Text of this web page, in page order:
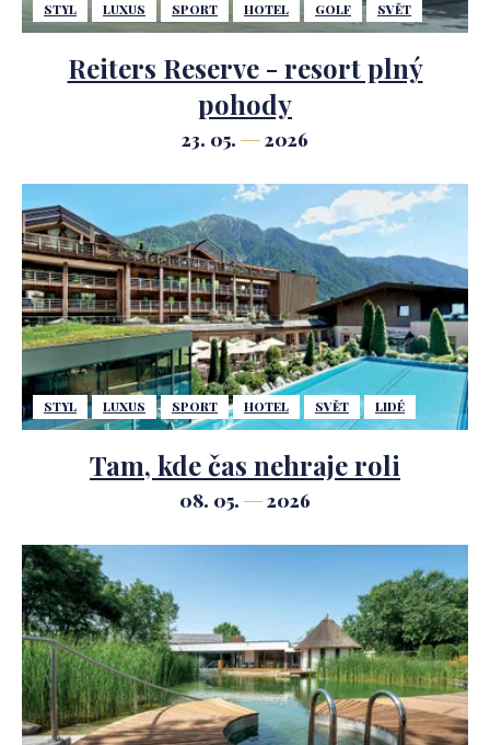
STYL LUXUS SPORT HOTEL GOLF SVĚT
Reiters Reserve - resort plný
pohody
23. 05. 2026
STYL LUXUS SPORT HOTEL SVĚT LIDÉ
Tam, kde čas nehraje roli
08. 05. 2026